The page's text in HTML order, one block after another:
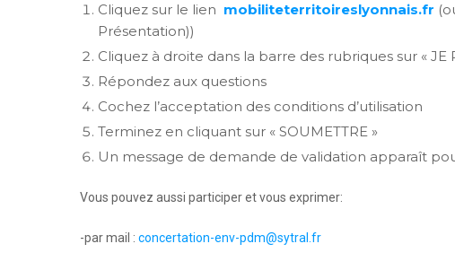
Cliquez sur le lien mobiliteterritoireslyonnais.fr
Présentation))
Cliquez à droite dans la barre des rubriques sur « JE
Répondez aux questions
Cochez l’acceptation des conditions d’utilisation
Terminez en cliquant sur « SOUMETTRE »
Un message de demande de validation apparaît
Vous pouvez aussi participer et vous exprimer:
-par mail : concertation-env-pdm@sytral.fr